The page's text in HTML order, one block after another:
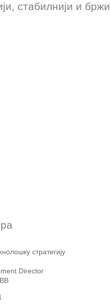
стабилнији и бржи
стратегију
Director